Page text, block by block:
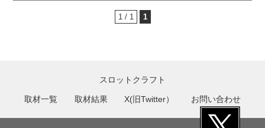
1 / 1 1
スロットクラフト
取材一覧 取材結果 X(旧Twitter） お問い合わせ